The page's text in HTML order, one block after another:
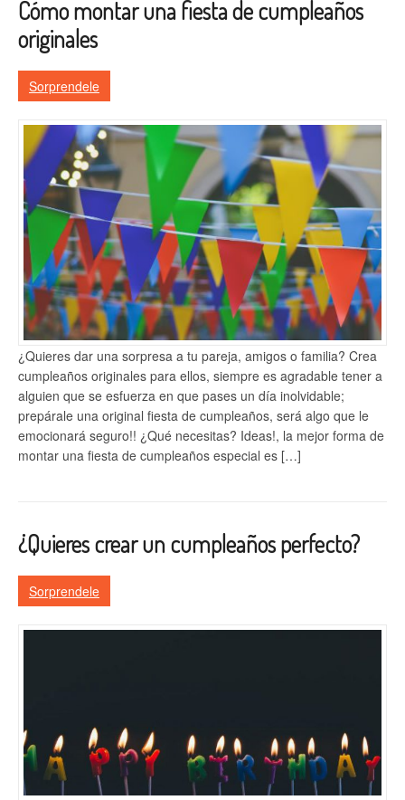
Cómo montar una fiesta de cumpleaños
originales
Sorprendele
¿Quieres dar una sorpresa a tu pareja, amigos o familia? Crea
cumpleaños originales para ellos, siempre es agradable tener a
alguien que se esfuerza en que pases un día inolvidable;
prepárale una original fiesta de cumpleaños, será algo que le
emocionará seguro!! ¿Qué necesitas? Ideas!, la mejor forma de
montar una fiesta de cumpleaños especial es […]
¿Quieres crear un cumpleaños perfecto?
Sorprendele